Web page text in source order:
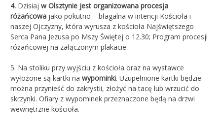
4. Dzisiaj w Olsztynie jest organizowana procesja
różańcowa jako pokutno – błagalna w intencji Kościoła i
naszej Ojczyzny, która wyrusza z kościoła Najświętszego
Serca Pana Jezusa po Mszy Świętej o 12.30; Program procesji
różańcowej na załączonym plakacie.
5. Na stoliku przy wyjściu z kościoła oraz na wystawce
wyłożone są kartki na wypominki. Uzupełnione kartki będzie
można przynieść do zakrystii, złożyć na tacę lub wrzucić do
skrzynki. Ofiary z wypominek przeznaczone będą na drzwi
wewnętrzne kościoła.